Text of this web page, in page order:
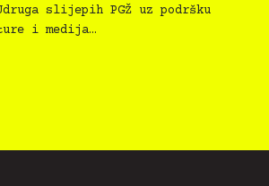
slijepih PGŽ uz podršku
i medija…